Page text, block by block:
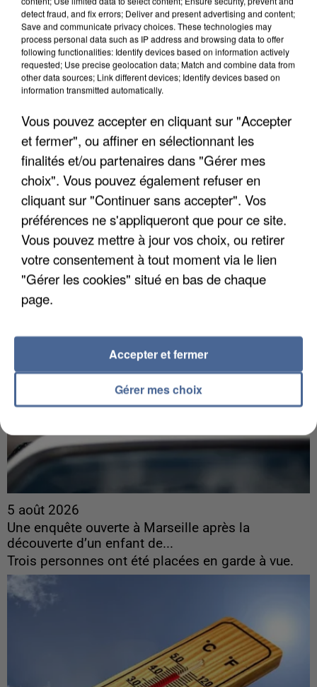
5 août 2026
L’un des fondateurs supposés de la DZ Mafia
interpellé en Algérie
Il est soupçonné d'y avoir mené ses opérations en
France.
5 août 2026
Une enquête ouverte à Marseille après la
découverte d’un enfant de...
Trois personnes ont été placées en garde à vue.
detect fraud, and fix errors; Deliver and present advertising and content;
Save and communicate privacy choices. These technologies may
process personal data such as IP address and browsing data to offer
following functionalities: Identify devices based on information actively
requested; Use precise geolocation data; Match and combine data from
other data sources; Link different devices; Identify devices based on
information transmitted automatically.
Vous pouvez accepter en cliquant sur "Accepter
et fermer", ou affiner en sélectionnant les
finalités et/ou partenaires dans "Gérer mes
choix". Vous pouvez également refuser en
cliquant sur "Continuer sans accepter". Vos
préférences ne s'appliqueront que pour ce site.
Vous pouvez mettre à jour vos choix, ou retirer
votre consentement à tout moment via le lien
"Gérer les cookies" situé en bas de chaque
page.
Gérer mes choix
Accepter et fermer